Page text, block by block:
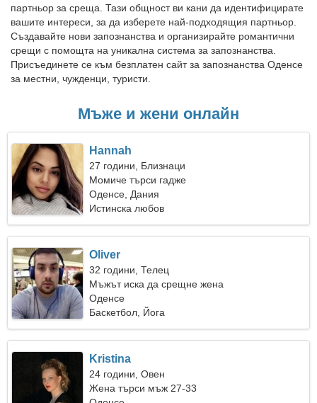
партньор за среща. Тази общност ви кани да идентифицирате
вашите интереси, за да изберете най-подходящия партньор.
Създавайте нови запознанства и организирайте романтични
срещи с помощта на уникална система за запознанства.
Присъединете се към безплатен сайт за запознанства Оденсе
за местни, чужденци, туристи.
Мъже и жени онлайн
Hannah
27 години, Близнаци
Момиче търси гадже
Оденсе, Дания
Истинска любов
Oliver
32 години, Телец
Мъжът иска да срещне жена
Оденсе
Баскетбол, Йога
Kristina
24 години, Овен
Жена търси мъж 27-33